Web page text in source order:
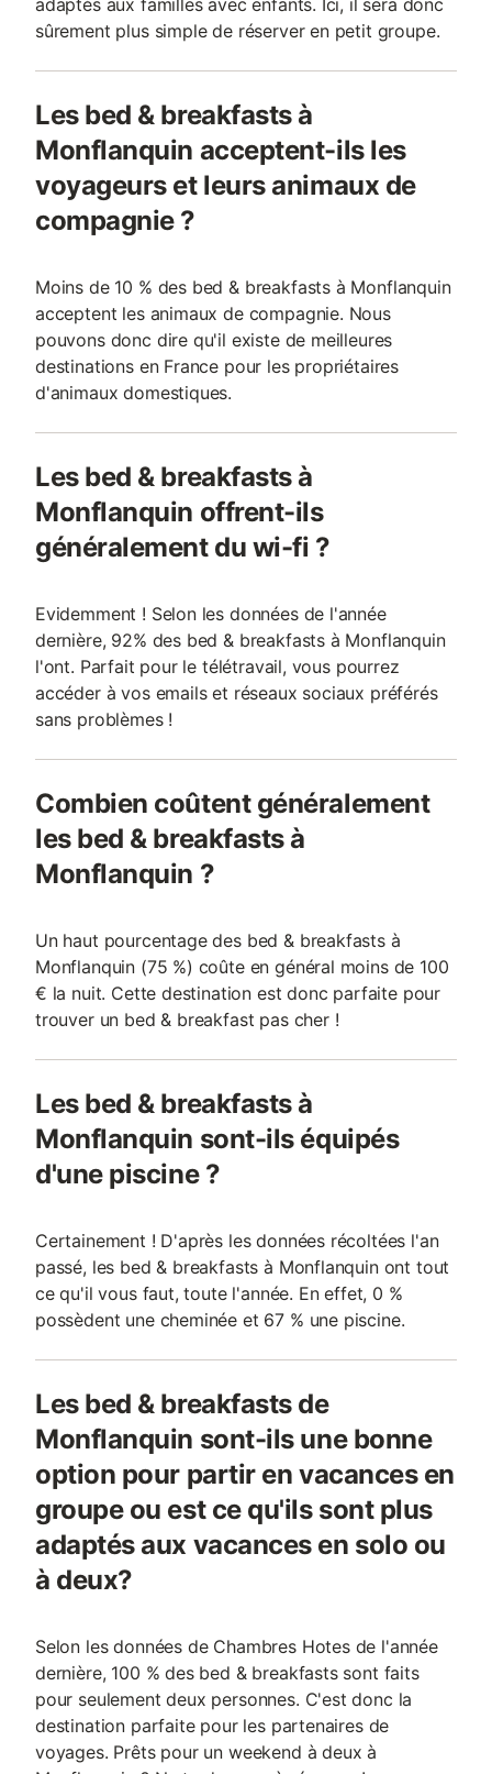
adaptés aux familles avec enfants. Ici, il sera donc
sûrement plus simple de réserver en petit groupe.
Les bed & breakfasts à
Monflanquin acceptent-ils les
voyageurs et leurs animaux de
compagnie ?
Moins de 10 % des bed & breakfasts à Monflanquin
acceptent les animaux de compagnie. Nous
pouvons donc dire qu'il existe de meilleures
destinations en France pour les propriétaires
d'animaux domestiques.
Les bed & breakfasts à
Monflanquin offrent-ils
généralement du wi-fi ?
Evidemment ! Selon les données de l'année
dernière, 92% des bed & breakfasts à Monflanquin
l'ont. Parfait pour le télétravail, vous pourrez
accéder à vos emails et réseaux sociaux préférés
sans problèmes !
Combien coûtent généralement
les bed & breakfasts à
Monflanquin ?
Un haut pourcentage des bed & breakfasts à
Monflanquin (75 %) coûte en général moins de 100
€ la nuit. Cette destination est donc parfaite pour
trouver un bed & breakfast pas cher !
Les bed & breakfasts à
Monflanquin sont-ils équipés
d'une piscine ?
Certainement ! D'après les données récoltées l'an
passé, les bed & breakfasts à Monflanquin ont tout
ce qu'il vous faut, toute l'année. En effet, 0 %
possèdent une cheminée et 67 % une piscine.
Les bed & breakfasts de
Monflanquin sont-ils une bonne
option pour partir en vacances en
groupe ou est ce qu'ils sont plus
adaptés aux vacances en solo ou
à deux?
Selon les données de Chambres Hotes de l'année
dernière, 100 % des bed & breakfasts sont faits
pour seulement deux personnes. C'est donc la
destination parfaite pour les partenaires de
voyages. Prêts pour un weekend à deux à